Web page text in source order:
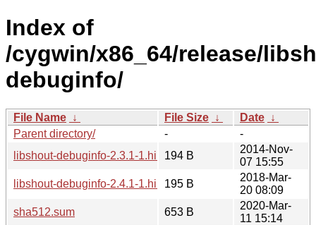
Index of
/cygwin/x86_64/release/
debuginfo/
File Name ↓ File Size ↓ Date ↓
Parent directory/
-
-
libshout-debuginfo-2.3.1-1.hint194 B
2014-Nov-
07 15:55
libshout-debuginfo-2.4.1-1.hint195 B
2018-Mar-
20 08:09
sha512.sum
653 B
2020-Mar-
11 15:14